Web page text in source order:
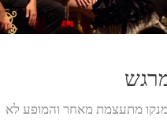
מתעצמת מאחר והמופע לא